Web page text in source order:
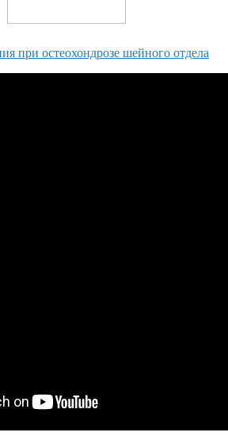
при остеохондрозе шейного отдела